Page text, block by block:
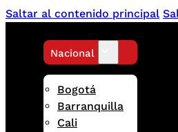
Saltar al contenido principal
Nacional
Bogotá
Barranquilla
Cali